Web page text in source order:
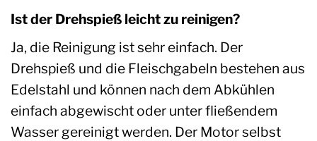
Ist der Drehspieß leicht zu reinigen?
Ja, die Reinigung ist sehr einfach. Der
Drehspieß und die Fleischgabeln bestehen aus
Edelstahl und können nach dem Abkühlen
einfach abgewischt oder unter fließendem
Wasser gereinigt werden. Der Motor selbst